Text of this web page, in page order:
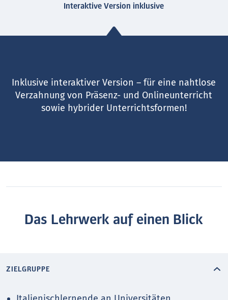
Interaktive Version inklusive
Inklusive interaktiver Version – für eine nahtlose
Verzahnung von Präsenz- und Onlineunterricht
sowie hybrider Unterrichtsformen!
Das Lehrwerk auf einen Blick
ZIELGRUPPE